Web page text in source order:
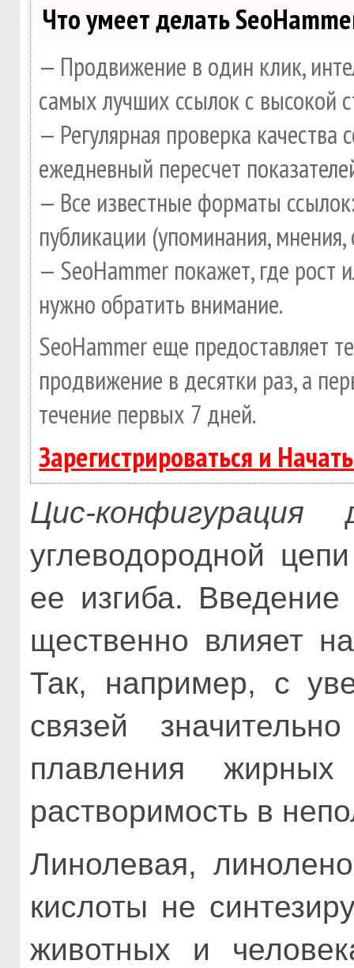
Что умеет делать
— Продвижение в один клик,
самых лучших ссылок с высокой
— Регулярная проверка
ежедневный пересчет
— Все известные форматы
публикации (упоминания,
— SeoHammer покажет, где рост
нужно обратить внимание.
SeoHammer еще предоставляет
продвижение в десятки раз, а
течение первых 7 дней.
Зарегистрироваться и
Цис-конфигурация
углеводородной
ее изгиба.
щественно влияет
Так, например, с
связей
плавления
растворимость в
Линолевая,
кислоты не
животных и